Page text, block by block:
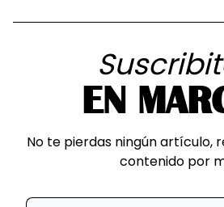
EN
No te pierdas ningún artículo,
contenido por